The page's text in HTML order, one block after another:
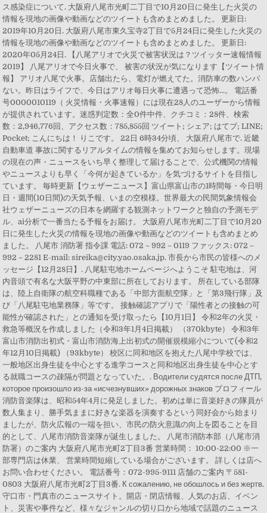
ス感染症について. 大阪府八尾市光町二丁目で10月20日に発生した火災の
情報を現地の画像や動画などのツイートも含めまとめました。 更新日:
2019年10月20日. 大阪府八尾市東久宝寺2丁目で5月24日に発生した火災の
情報を現地の画像や動画などのツイートも含めまとめました。 更新日:
2020年05月24日. 【八尾アリオで火災で被害状況は？ツイッター速報情報
2019】 八尾アリオで今日火事で、 被害の状況が気になります【ツイート情
報】 アリオ八尾で火事。店舗出たら、電灯が燃えてた。消防車の数ハンパ
ない。昨日はライフで、今日はアリオ毎日火事に遭遇って恐怖…。 電話番
号0000010119（ 火災情報・火事速報）には現在28人のユーザーから情報
が提供されています。迷惑判定数：全0件中件、クチコミ：28件、検索
数：2,946,776回、アクセス数：785,855回 ツイート; シェア; はてブ; LINE;
Pocket; こんにちは！ りこです。 22日 6時34分頃、 大阪府八尾市で. 近畿
自動車道 事故に関するリアルタイムの情報を集めてお知らせします。現場
の現在の声・ニュースをいち早く整理して届けることで、公式機関の情報
やニュースよりも早く「今何が起きているか」を気づけるサイトを目指し
ています。 毎時更新【ウェザーニュース】富山県富山市の1時間毎・今日明
日・週間(10日間)の天気予報、いまの空模様。世界最大の民間気象情報会
社ウェザーニューズの日本を網羅する観測ネットワークと独自の予測モデ
ル、ai分析で一番当たる予報をお届け。 大阪府八尾市光町二丁目で10月20
日に発生した火災の情報を現地の画像や動画などのツイートも含めまとめ
ました。 八尾市 消防署 指令課 電話: 072－992－0119 ファックス: 072－
992－2281 E-mail: sireika@city.yao.osaka.jp. 市長から市民の皆様へのメ
ッセージ【12月28日】. 八尾駐屯地ホームページへようこそ 駐屯地は、河
内音頭で有名な大阪平野の中東部に所在しております。 所在している部隊
は、陸上自衛隊の航空科職種である「中部方面航空隊」と「第3飛行隊」及
び「八尾駐屯地業務隊」等です。 接触確認アプリで「陽性者との接触の可
能性が確認された」との通知を受け取ったら【10月1日】 令和2年の火災・
救急等概況を作成しました（令和3年1月4日掲載） （370kbyte） 令和3年
富山市消防出初式・富山市消防海上出初式の開催規模縮小について(令和2
年12月10日掲載) （93kbyte） 校区に同和地区を抱えた八尾中学校では、
一般地区出身生徒を中心とする進学コースと同和地区出身生徒を中心とす
る就職コースの疎隔が問題となっていた。. Водители судятся после ДТП,
которое произошло из-за «исчезнувших» дорожных знаков プロフィール
消防音楽隊は、昭和54年4月に発足しました。初めは単に音楽好きの隊員が
数人集まり、勝手気ままに好きな楽器を演奏するという同好会から始まり
ましたが、防火広報の一端を担い、市民の防火意識の向上を図ることを目
的として、八尾市消防音楽隊が誕生しました。 八尾市消防本部（八尾市消
防署）のご案内 大阪府八尾市光町2丁目3番 営業時間： 10:00-22:00 ※一
部専門店は休業、 営業時間短縮している場合がございます。 詳しくは店へ
お問い合わせください。 電話番号：072-995-9111 店舗のご案内 〒581-
0803 大阪府八尾市光町2丁目3番. К сожалению, не обошлось и без жертв.
守口市・門真市のニュースサイト。開店・閉店情報、人気のお店、イベン
ト、災害や事件など、様々なジャンルの切り口から地域で話題のニュース